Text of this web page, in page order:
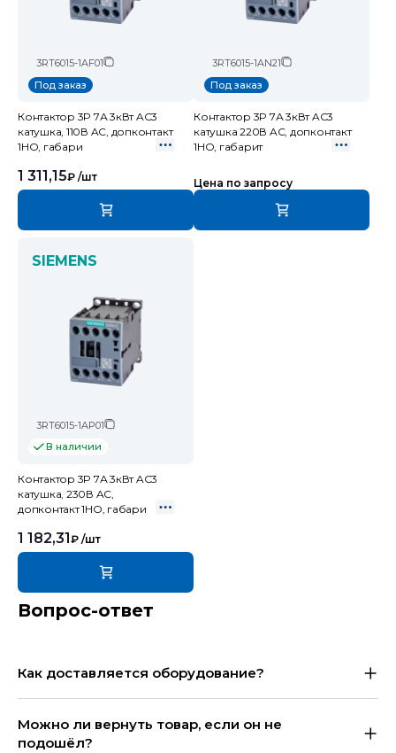
3RT6015-1AF01
Под заказ
Контактор 3P 7А 3кВт AC3
катушка, 110В AC, допконтакт
1НО, габари
1 311,15₽ /шт
3RT6015-1AN21
Под заказ
Контактор 3P 7А 3кВт AC3
катушка 220В AC, допконтакт
1НО, габарит
Цена по запросу
SIEMENS
3RT6015-1AP01
В наличии
Контактор 3P 7А 3кВт AC3
катушка, 230В AC,
допконтакт 1НО, габари
1 182,31 ₽ /шт
Вопрос-ответ
Как доставляется оборудование?
Можно ли вернуть товар, если он не
подошёл?